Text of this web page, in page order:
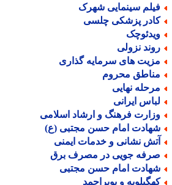
سینمایی شهرک
پزشکی چلسی
نزولی
های سرمایه گذاری
محروم
نهایی
ایرانی
فرهنگ و ارشاد اسلامی
امام حسن مجتبی (ع)
نشانی و خدمات ایمنی
جویی در مصرف برق
امام حسن مجتبی
و بویراحمد